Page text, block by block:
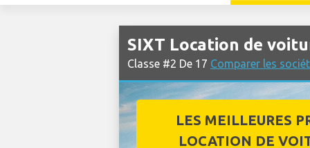
SIXT Location de
Classe #2 De 17 Comparer les
LES MEILLEURES
LOCATION DE